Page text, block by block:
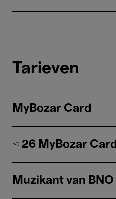
Tarieven
MyBozar Card
< 26 MyBozar Card
Muzikant van BNO